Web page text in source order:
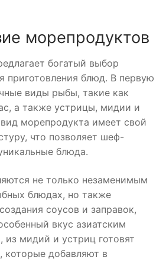
морепродуктов
богатый выбор
приготовления блюд. В первую
виды рыбы, такие как
а также устрицы, мидии и
морепродукта имеет свой
что позволяет шеф-
блюда.
не только незаменимым
блюдах, но также
соусов и заправок,
вкус азиатским
мидий и устриц готовят
которые добавляют в